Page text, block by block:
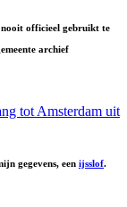
officieel gebruikt te
archief
tot Amsterdam uit
gegevens, een ijsslof.